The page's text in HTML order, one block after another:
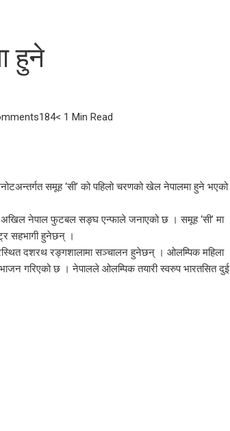
हुने
184< 1 Min Read
समूह ‘सी’ को पहिलो चरणको खेल नेपालमा हुने भएको
अखिल नेपाल फुटबल सङ्घ एन्फाले जनाएको छ । समूह ‘सी’ मा
सहभागी हुनेछन् ।
दशरथ रङ्गशालामा सञ्चालन हुनेछन् । ओलम्पिक महिला
गरिएको छ । नेपालले ओलम्पिक तयारी स्वरुप भारतसित दुई